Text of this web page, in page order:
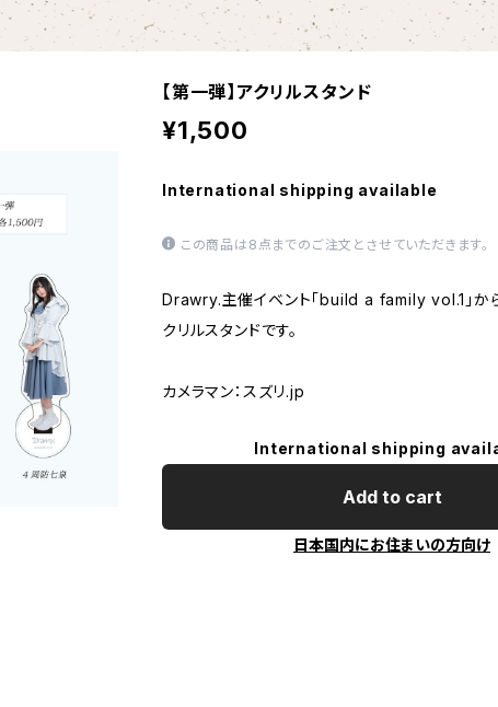
【第一弾】アクリルスタンド
¥1,500
International shipping available
この商品は8点までのご注文とさせていただきます。
Drawry.主催イベント「build a family vol.1」か
クリルスタンドです。
カメラマン：スズリ.jp
International shipping
Add to cart
日本国内にお住まいの方向け